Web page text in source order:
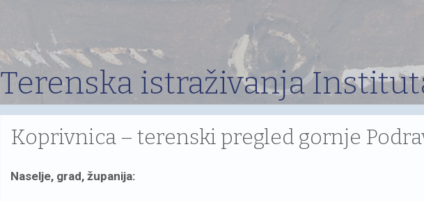
Terenska istraživanja
Koprivnica – terenski pregled gornje
Naselje, grad, županija: